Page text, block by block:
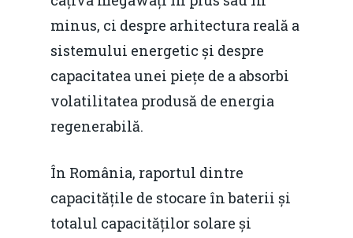
minus, ci despre arhitectura reală a
sistemului energetic și despre
capacitatea unei piețe de a absorbi
volatilitatea produsă de energia
regenerabilă.
În România, raportul dintre
capacitățile de stocare în baterii și
totalul capacităților solare și